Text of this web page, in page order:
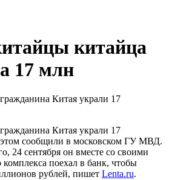
китайца
17 млн
Китая украли 17
Китая украли 17
сообщили в московском ГУ МВД.
24 сентября он вместе со своими
комплекса поехал в банк, чтобы
рублей, пишет Lenta.ru.